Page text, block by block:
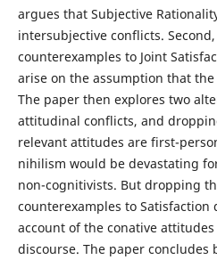
argues that Subjective
intersubjective conflicts.
counterexamples to Joint
arise on the assumption that
The paper then explores two
attitudinal conflicts, and
relevant attitudes are first-
nihilism would be devastating
non-cognitivists. But dropping
counterexamples to
account of the conative
discourse. The paper concludes